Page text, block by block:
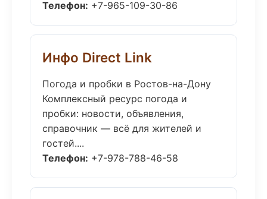
Телефон: +7-965-109-30-86
Инфо Direct Link
Погода и пробки в Ростов-на-Дону
Комплексный ресурс погода и
пробки: новости, объявления,
справочник — всё для жителей и
гостей....
Телефон: +7-978-788-46-58